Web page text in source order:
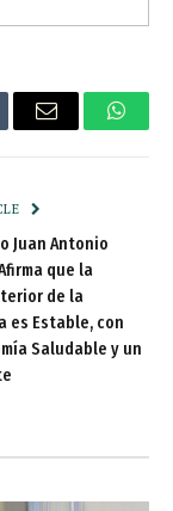
Email
Juan Antonio
que la
de la
es Estable, con
Saludable y un